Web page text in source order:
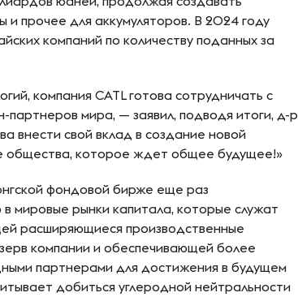
прочее для аккумуляторов. В 2024 году
компаний по количеству поданных за
компания CATL готова сотрудничать с
мира, — заявил, подводя итоги, д-р
внести свой вклад в создание новой
общества, которое ждет общее будущее!»
фондовой бирже еще раз
мировые рынки капитала, которые служат
расширяющиеся производственные
компании и обеспечивающей более
партнерами для достижения в будущем
добиться углеродной нейтральности